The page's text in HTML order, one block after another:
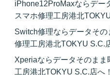
iPhone12ProMaxならデー
スマホ修理工房港北
Switch修理ならデータそ
修理工房港北TOKYU S.C.
Xperiaならデータそのま
工房港北TOKYU S.C.店へ！